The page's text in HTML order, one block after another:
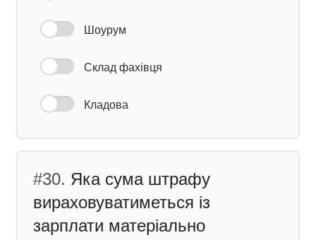
Шоурум
Склад фахівця
Кладова
#30. Яка сума штрафу
вираховуватиметься із
зарплати матеріально